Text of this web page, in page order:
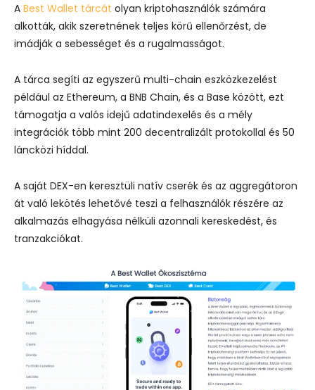
A Best Wallet tárcát olyan kriptohasználók számára
alkották, akik szeretnének teljes körű ellenőrzést, de
imádják a sebességet és a rugalmasságot.
A tárca segíti az egyszerű multi-chain eszközkezelést
például az Ethereum, a BNB Chain, és a Base között, ezt
támogatja a valós idejű adatindexelés és a mély
integrációk több mint 200 decentralizált protokollal és 50
láncközi híddal.
A saját DEX-en keresztüli natív cserék és az aggregátoron
át való lekötés lehetővé teszi a felhasználók részére az
alkalmazás elhagyása nélküli azonnali kereskedést, és
tranzakciókat.